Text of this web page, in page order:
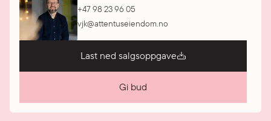
+47 98 23 96 05
vjk@attentuseiendom.no
Last ned salgsoppgave
Gi bud